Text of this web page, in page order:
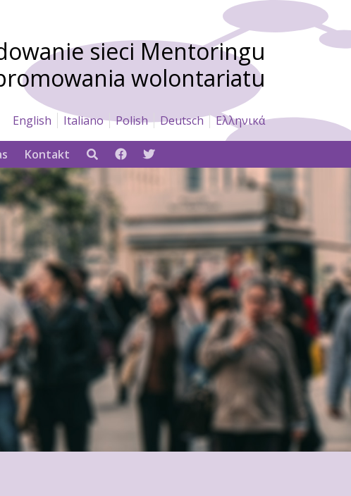
sieci Mentoringu
wolontariatu
English Italiano Polish Deutsch Ελληνικά
Kontakt